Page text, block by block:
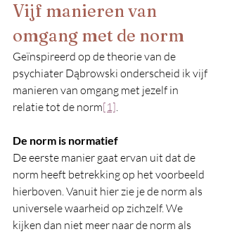
Vijf manieren van
omgang met de norm
Geïnspireerd op de theorie van de
psychiater Dąbrowski onderscheid ik vijf
manieren van omgang met jezelf in
relatie tot de norm[1].
De norm is normatief
De eerste manier gaat ervan uit dat de
norm heeft betrekking op het voorbeeld
hierboven. Vanuit hier zie je de norm als
universele waarheid op zichzelf. We
kijken dan niet meer naar de norm als